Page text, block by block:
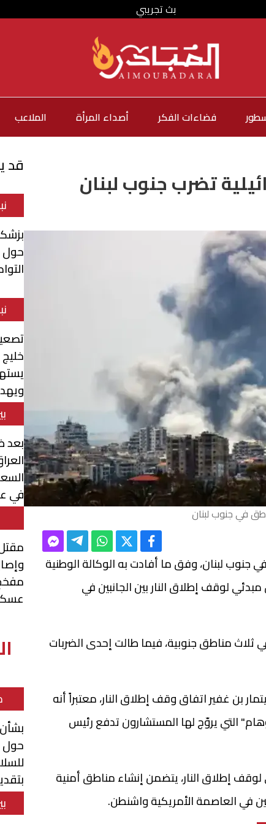
بث تجريبي
فضاءات الفكر أصداء المرأة الملاعب
تضرب جنوب لبنان
في جنوب لبنان
جنوب لبنان، وفق ما أفادت به الوكالة الوطنية
لوقف إطلاق النار بين الجانبين في
ثلاث مناطق جنوبية، فيما طالت إحدى الضربات
بن غفير اتفاق وقف إطلاق النار، معتبراً أنه
التي يروّج لها المستشارون تدفع رئيس
لوقف إطلاق النار، يتضمن إنشاء مناطق أمنية
في العاصمة الأمريكية واشنطن.
قد
حول
بعد
في
حول